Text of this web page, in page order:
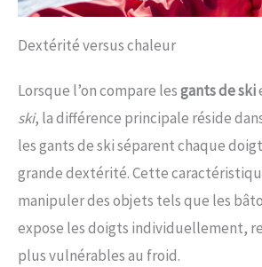
Dextérité versus chaleur
Lorsque l’on compare lesgants de ski
ski, la différence principale réside
les gants de ski séparent chaque
grande dextérité. Cette
manipuler des objets tels que les
expose les doigts individuellement,
plus vulnérables au froid.